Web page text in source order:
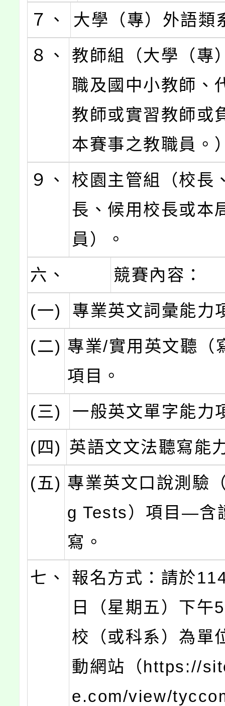
７、
大學（專）外語類
８、
教師組（大學（專
職及國中小教師、
教師或實習教師或
本賽事之教職員。
９、
校園主管組（校長
長、候用校長或本
員）。
六、
競賽內容：
(一)
專業英文詞彙能力
(二) 專業/實用英文聽（
項目。
(三)
一般英文單字能力
(四) 英語文文法聽寫能
(五) 專業英文口說測驗
g Tests）項目—含
寫。
七、
報名方式：請於
日（星期五）下午
校（或科系）為單
動網站（https://
e.com/view/